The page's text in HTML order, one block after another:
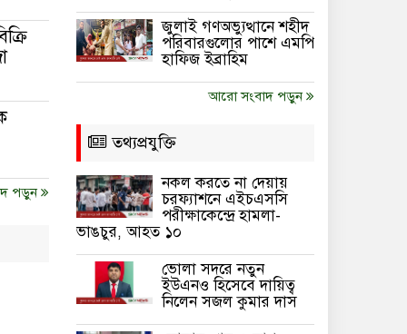
পড়ুন
জুলাই গণঅভ্যুত্থানে শহীদ
পরিবারগুলোর পাশে এমপি
হাফিজ ইব্রাহিম
আরো সংবাদ পড়ুন
তথ্যপ্রযুক্তি
নকল করতে না দেয়ায়
চরফ্যাশনে এইচএসসি
পরীক্ষাকেন্দ্রে হামলা-
ভাঙচুর, আহত ১০
ভোলা সদরে নতুন
ইউএনও হিসেবে দায়িত্ব
নিলেন সজল কুমার দাস